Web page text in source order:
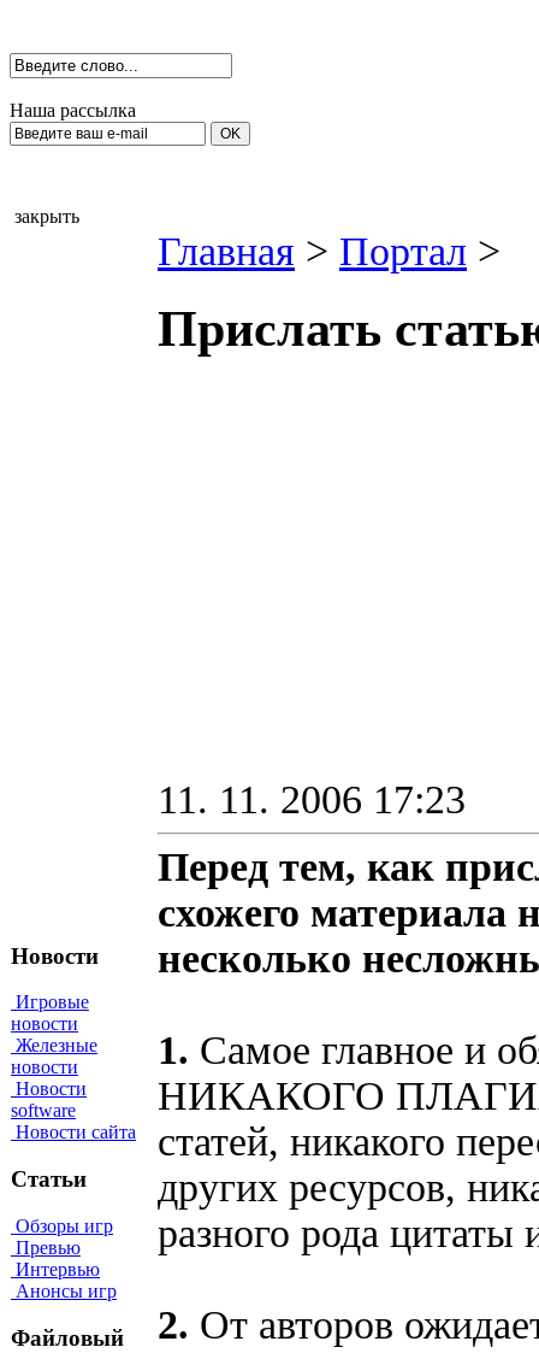
Наша рассылка
закрыть
Новости
Игровые
новости
Железные
новости
Новости
software
Новости сайта
Статьи
Обзоры игр
Превью
Интервью
Анонсы игр
Файловый
Главная > Портал >
Прислать
11. 11. 2006 17:23
Перед тем, как
схожего материала
несколько
1. Самое главное и
НИКАКОГО
статей, никакого
других ресурсов,
разного рода цитаты
2. От авторов